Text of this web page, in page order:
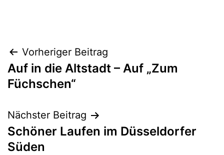
Beitragsnavigation
Vorheriger Beitrag
Auf in die Altstadt – Auf „Zum
Füchschen“
Nächster Beitrag
Schöner Laufen im Düsseldorfer
Süden